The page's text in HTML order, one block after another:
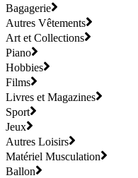
Bagagerie
Autres Vêtements
Art et Collections
Piano
Hobbies
Films
Livres et Magazines
Sport
Jeux
Autres Loisirs
Matériel Musculation
Ballon